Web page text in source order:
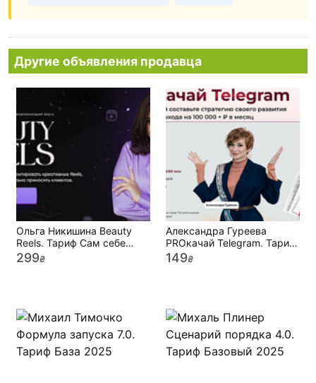
Другие объявления продавца
Ольга Никишина Beauty
Reels. Тариф Сам себе
режиссер 2025
299₴
Александра Гуреева
PROкачай Telegram. Тариф
Продвинутый 2025
149₴